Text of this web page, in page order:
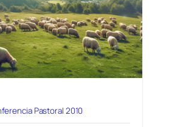
Pastoral 2010